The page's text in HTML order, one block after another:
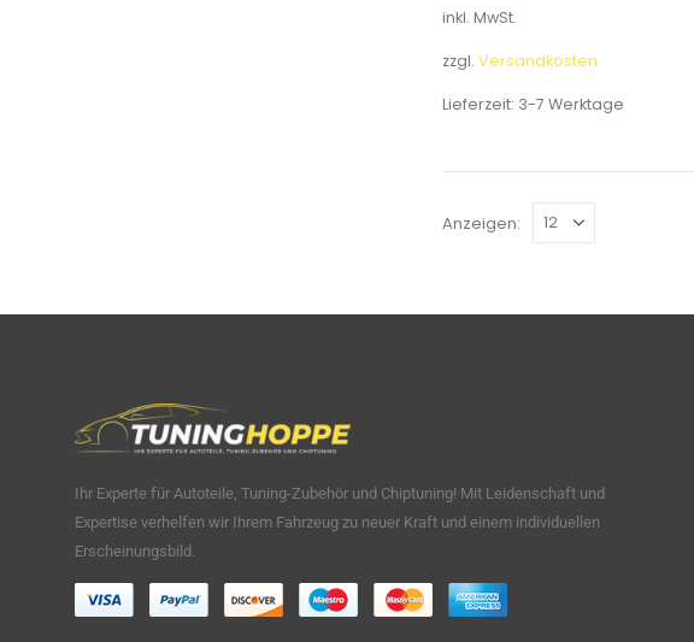
inkl. MwSt.
zzgl. Versandkosten
Lieferzeit: 3-7 Werktage
Anzeigen:
Ihr Experte für Autoteile, Tuning-Zubehör und Chiptuning! Mit Leidenschaft und
Expertise verhelfen wir Ihrem Fahrzeug zu neuer Kraft und einem individuellen
Erscheinungsbild.